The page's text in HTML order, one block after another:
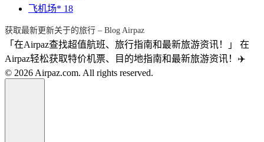
飞机场* 18
获取最新更新关于的旅行 – Blog Airpaz
「在Airpaz查找超值航班、旅行指南和最新旅游资讯！」 在
Airpaz轻松获取特价机票、目的地指南和最新旅游资讯！✈️
© 2026 Airpaz.com. All rights reserved.